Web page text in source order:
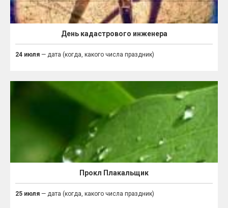
День кадастрового инженера
24 июля — дата (когда, какого числа праздник)
Прокл Плакальщик
25 июля — дата (когда, какого числа праздник)